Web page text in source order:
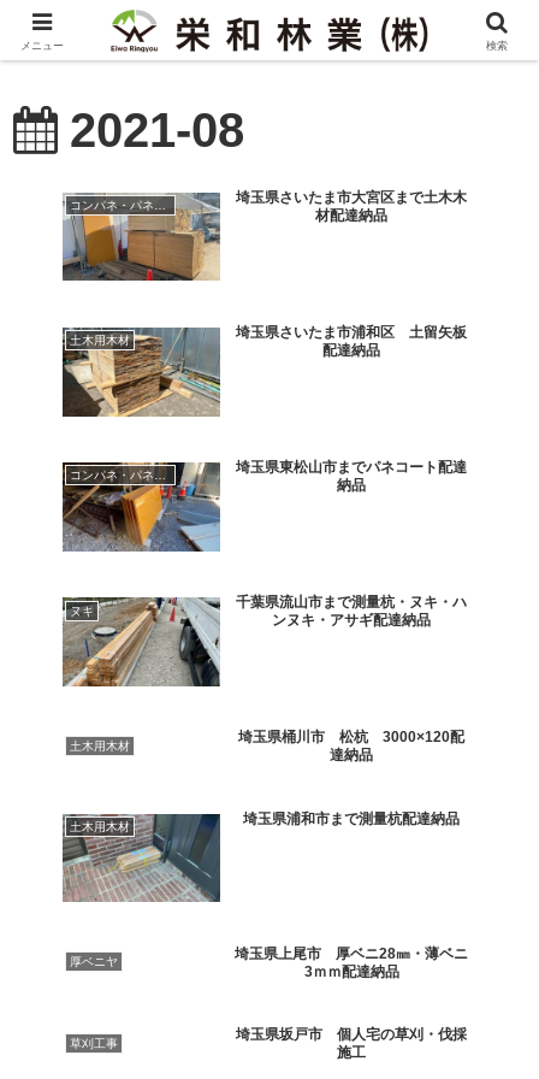
2021-08
埼玉県さいたま市大宮区まで土木木
材配達納品
土木用木材
埼玉県さいたま市浦和区 土留矢板
配達納品
コンパネ・パネコート
埼玉県東松山市までパネコート配達
納品
ヌキ
千葉県流山市まで測量杭・ヌキ・ハ
ンヌキ・アサギ配達納品
土木用木材
埼玉県桶川市 松杭 3000×120配
達納品
土木用木材 埼玉県浦和市まで測量杭配達納品
厚ベニヤ
埼玉県上尾市 厚ベニ28㎜・薄ベニ
3ｍｍ配達納品
草刈工事
埼玉県坂戸市 個人宅の草刈・伐採
施工
メニュー 検索